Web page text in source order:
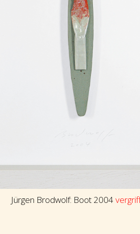
Jürgen Brodwolf: Boot 2004